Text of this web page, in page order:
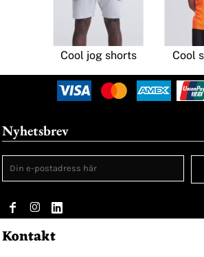
Cool jog shorts Cool
Nyhetsbrev
Kontakt